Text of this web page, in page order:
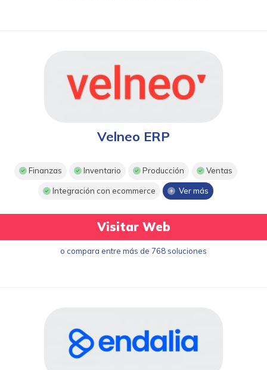
Velneo ERP
Finanzas Inventario Producción Ventas
Integración con ecommerce Ver más
Visitar Web
o compara entre más de 768 soluciones